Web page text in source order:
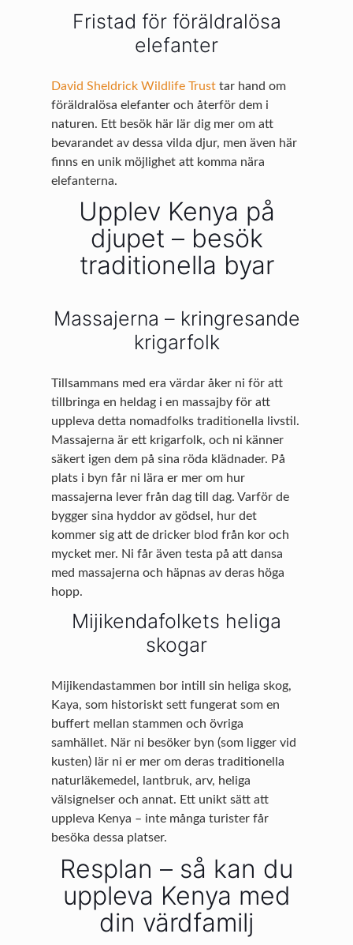
Fristad för föräldralösa
elefanter
David Sheldrick Wildlife Trust tar hand om
föräldralösa elefanter och återför dem i
naturen. Ett besök här lär dig mer om att
bevarandet av dessa vilda djur, men även här
finns en unik möjlighet att komma nära
elefanterna.
Upplev Kenya på
djupet – besök
traditionella byar
Massajerna – kringresande
krigarfolk
Tillsammans med era värdar åker ni för att
tillbringa en heldag i en massajby för att
uppleva detta nomadfolks traditionella livstil.
Massajerna är ett krigarfolk, och ni känner
säkert igen dem på sina röda klädnader. På
plats i byn får ni lära er mer om hur
massajerna lever från dag till dag. Varför de
bygger sina hyddor av gödsel, hur det
kommer sig att de dricker blod från kor och
mycket mer. Ni får även testa på att dansa
med massajerna och häpnas av deras höga
hopp.
Mijikendafolkets heliga
skogar
Mijikendastammen bor intill sin heliga skog,
Kaya, som historiskt sett fungerat som en
buffert mellan stammen och övriga
samhället. När ni besöker byn (som ligger vid
kusten) lär ni er mer om deras traditionella
naturläkemedel, lantbruk, arv, heliga
välsignelser och annat. Ett unikt sätt att
uppleva Kenya – inte många turister får
besöka dessa platser.
Resplan – så kan du
uppleva Kenya med
din värdfamilj